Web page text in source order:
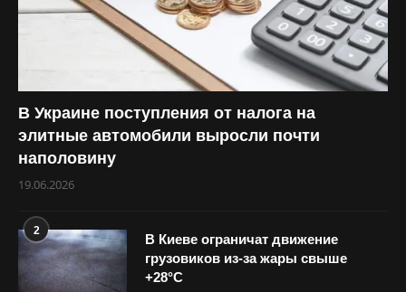
В Украине поступления от налога на
элитные автомобили выросли почти
наполовину
19.06.2026
2
В Киеве ограничат движение
грузовиков из-за жары свыше
+28°С